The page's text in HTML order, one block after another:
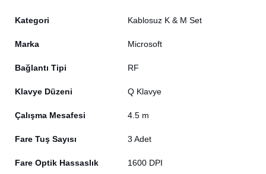
Kategori Kablosuz K & M Set
Marka Microsoft
Bağlantı Tipi RF
Klavye Düzeni Q Klavye
Çalışma Mesafesi 4.5 m
Fare Tuş Sayısı 3 Adet
Fare Optik Hassaslık 1600 DPI